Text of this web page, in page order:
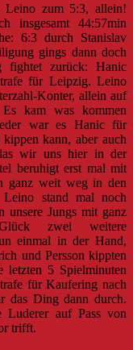
Leino zum 5:3, allein!
insgesamt 44:57min
6:3 durch Stanislav
gings dann doch
fightet zurück: Hanic
für Leipzig. Leino
Konter, allein auf
kam was kommen
war es Hanic für
kann, aber auch
wir uns hier in der
beruhigt erst mal mit
ganz weit weg in den
stand mal noch
unsere Jungs mit ganz
zwei weitere
einmal in der Hand,
und Persson kippten
letzten 5 Spielminuten
für Kaufering nach
das Ding dann durch.
Luderer auf Pass von
trifft.